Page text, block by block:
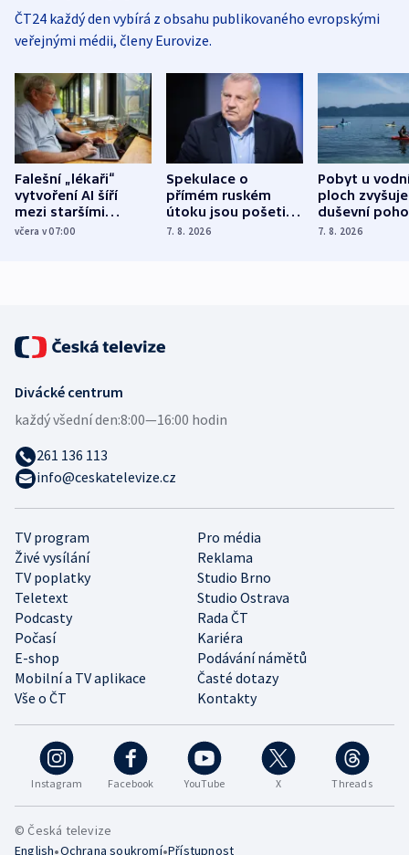
ČT24 každý den vybírá z obsahu publikovaného evropskými
veřejnými médii, členy Eurovize.
Falešní „lékaři“
vytvoření AI šíří
mezi staršími
Poláky nebezpečné
včera v 07:00
Spekulace o
přímém ruském
útoku jsou pošetilé,
míní estonský
7. 8. 2026
Pobyt u
ploch zvyšuje
duševní
ukázala
7. 8. 2026
Instagram Facebook YouTube X Threads
TV program
Pro média
Živé vysílání
Reklama
TV poplatky
Studio Brno
Teletext
Studio Ostrava
Podcasty
Rada ČT
Počasí
Kariéra
E-shop
Podávání námětů
Mobilní a TV aplikace
Časté dotazy
Vše o ČT
Kontakty
Divácké centrum
každý všední den:8:00—16:00 hodin
261 136 113
info@ceskatelevize.cz
© Česká televize
English•Ochrana soukromí•Přístupnost